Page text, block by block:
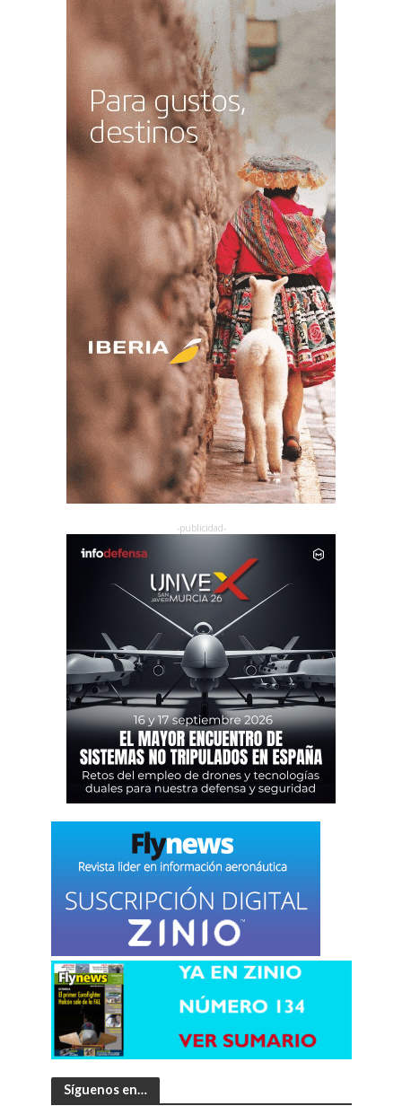
Síguenos en…